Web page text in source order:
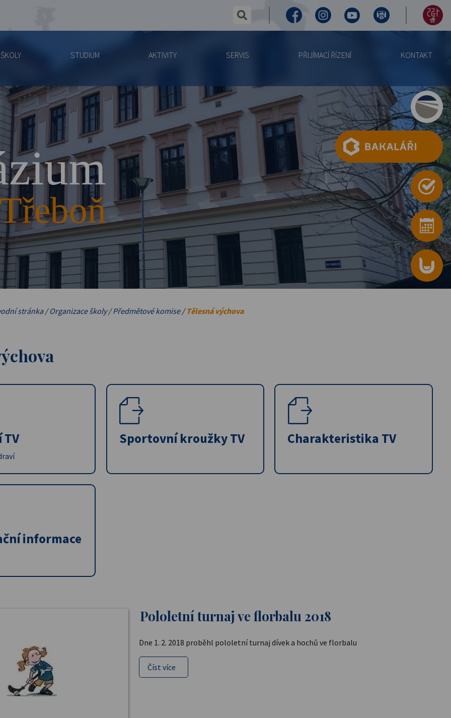
STUDIUM AKTIVITY SERVIS PŘIJÍMACÍ ŘÍZENÍ KONTAKT
hledaný text...
✕
FacebookInstagramYoutubeVirtuální
155
výročí
Třeboň
stránka/Organizace školy/Předmětové komise/Tělesná výchova
TV Sportovní kroužky TV Charakteristika TV
informace
Pololetní turnaj ve florbalu 2018
Dne 1. 2. 2018 proběhl pololetní turnaj dívek a hochů ve florbalu
Číst více